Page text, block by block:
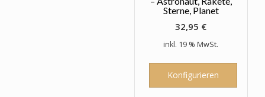
Sterne, Planet
32,95 €
inkl. 19 % MwSt.
Konfigurieren